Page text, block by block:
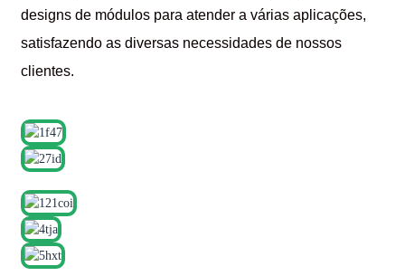
designs de módulos para atender a várias aplicações,
satisfazendo as diversas necessidades de nossos
clientes.